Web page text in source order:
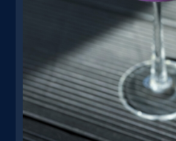
Резервація